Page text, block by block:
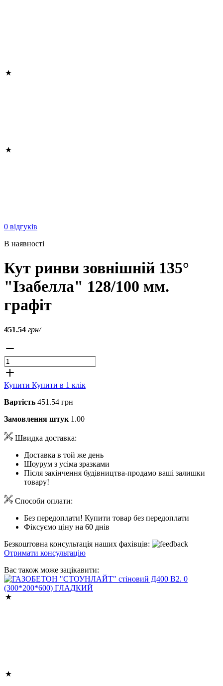
0 відгуків
В наявності
Кут ринви зовнішній 135°
"Ізабелла" 128/100 мм.
графіт
451.54 грн/
Купити Купити в 1 клік
Вартість 451.54 грн
Замовлення штук 1.00
Швидка доставка:
Доставка в той же день
Шоурум з усіма зразками
Після закінчення будівництва-продамо ваші залишки
товару!
Способи оплати:
Без передоплати! Купити товар без передоплати
Фіксуємо ціну на 60 днів
Безкоштовна консультація наших фахівців:
Отримати консультацію
Вас також може зацікавити: